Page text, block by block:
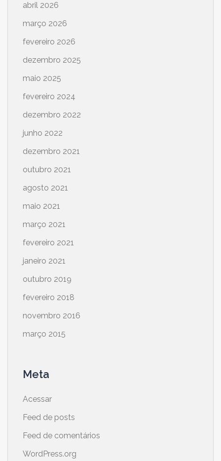
abril 2026
março 2026
fevereiro 2026
dezembro 2025
maio 2025
fevereiro 2024
dezembro 2022
junho 2022
dezembro 2021
outubro 2021
agosto 2021
maio 2021
março 2021
fevereiro 2021
janeiro 2021
outubro 2019
fevereiro 2018
novembro 2016
março 2015
Meta
Acessar
Feed de posts
Feed de comentários
WordPress.org